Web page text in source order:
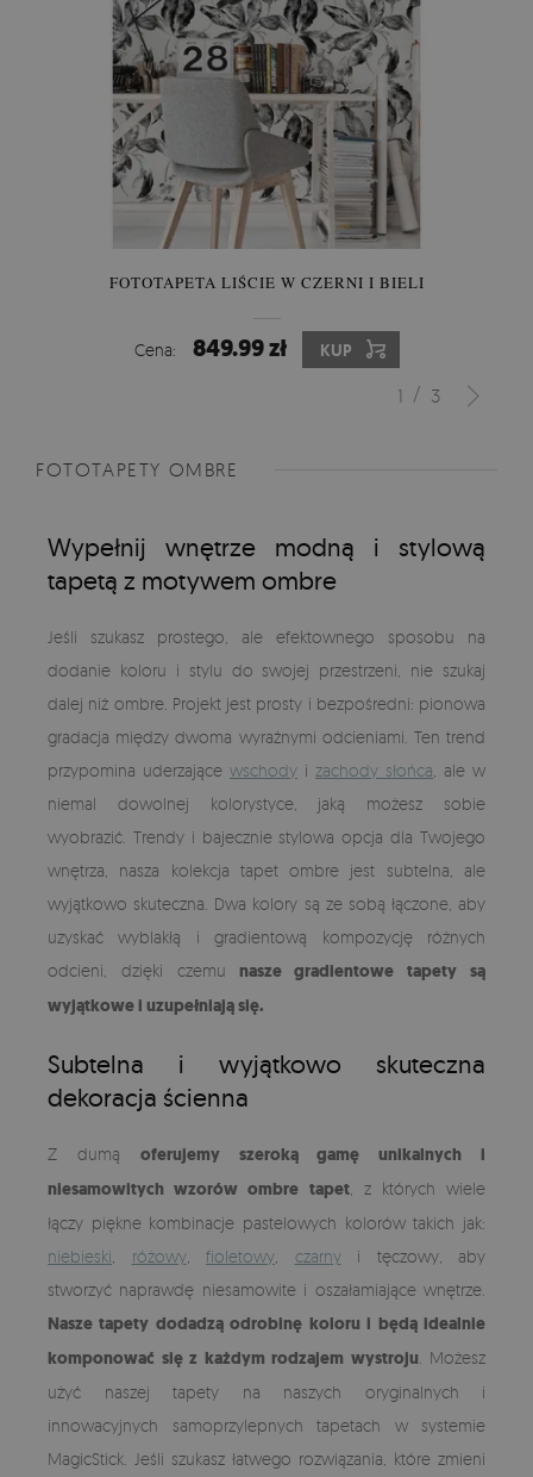
FOTOTAPETA LIŚCIE W CZERNI I BIELI
Cena: 849.99 zł KUP
1 / 3
FOTOTAPETY OMBRE
Wypełnij wnętrze modną i stylową
tapetą z motywem ombre
Jeśli szukasz prostego, ale efektownego sposobu na
dodanie koloru i stylu do swojej przestrzeni, nie szukaj
dalej niż ombre. Projekt jest prosty i bezpośredni: pionowa
gradacja między dwoma wyraźnymi odcieniami. Ten trend
przypomina uderzające wschody i zachody słońca , ale w
niemal dowolnej kolorystyce, jaką możesz sobie
wyobrazić. Trendy i bajecznie stylowa opcja dla Twojego
wnętrza, nasza kolekcja tapet ombre jest subtelna, ale
wyjątkowo skuteczna. Dwa kolory są ze sobą łączone, aby
uzyskać wyblakłą i gradientową kompozycję różnych
odcieni, dzięki czemu nasze gradientowe tapety są
wyjątkowe i uzupełniają się.
Subtelna i wyjątkowo skuteczna
dekoracja ścienna
Z dumą oferujemy szeroką gamę unikalnych i
niesamowitych wzorów ombre tapet, z których wiele
łączy piękne kombinacje pastelowych kolorów takich jak:
niebieski
różowy, fioletowy czarnyi tęczowy, aby
stworzyć naprawdę niesamowite i oszałamiające wnętrze.
Nasze tapety dodadzą odrobinę koloru i będą idealnie
komponować się z każdym rodzajem wystroju . Możesz
użyć naszej tapety na naszych oryginalnych i
innowacyjnych samoprzylepnych tapetach w systemie
MagicStick. Jeśli szukasz łatwego rozwiązania, które zmieni